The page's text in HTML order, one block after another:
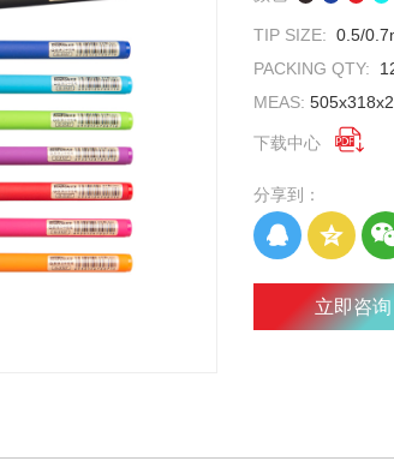
TIP SIZE: 0.5/
PACKING QTY:
MEAS:
下载中心 
分享到：
立即咨询